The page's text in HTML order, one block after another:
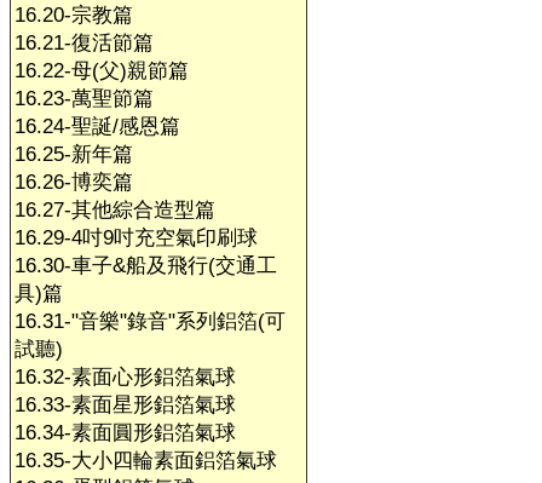
16.20-宗教篇
16.21-復活節篇
16.22-母(父)親節篇
16.23-萬聖節篇
16.24-聖誕/感恩篇
16.25-新年篇
16.26-博奕篇
16.27-其他綜合造型篇
16.29-4吋9吋充空氣印刷球
16.30-車子&船及飛行(交通工
具)篇
16.31-"音樂"錄音"系列鋁箔(可
試聽)
16.32-素面心形鋁箔氣球
16.33-素面星形鋁箔氣球
16.34-素面圓形鋁箔氣球
16.35-大小四輪素面鋁箔氣球